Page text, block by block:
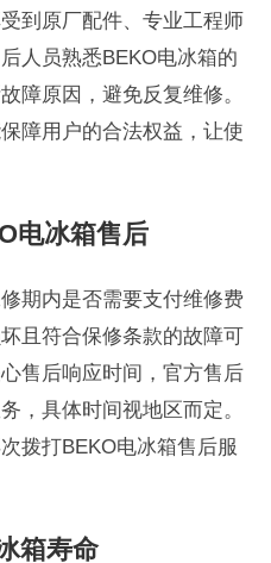
到原厂配件、专业工程师
人员熟悉BEKO电冰箱的
障原因，避免反复维修。
障用户的合法权益，让使
电冰箱售后
期内是否需要支付维修费
且符合保修条款的故障可
售后响应时间，官方售后
，具体时间视地区而定。
拨打BEKO电冰箱售后服
箱寿命